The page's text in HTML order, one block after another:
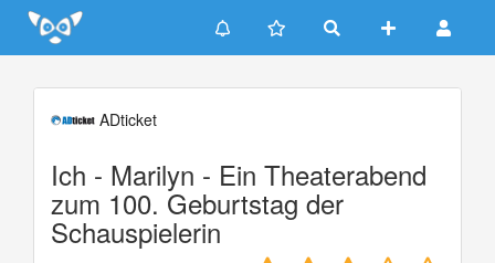
Update cookies preferences
ADticket
Ich - Marilyn - Ein Theaterabend
zum 100. Geburtstag der
Schauspielerin